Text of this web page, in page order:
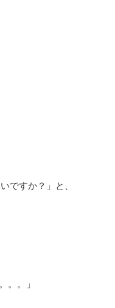
ですか？」と、
。。」